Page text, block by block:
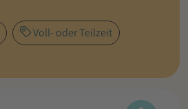
Voll- oder Teilzeit